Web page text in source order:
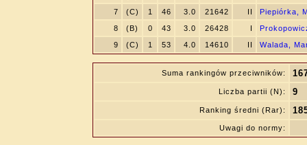
7
(C) 1 46 3.0 21642 II
Piepiórka,
8
(B) 0 43 3.0 26428 I
9
(C) 1 53 4.0 14610 II Walada,
Suma rankingów przeciwników:
Liczba partii (N): 9
Ranking średni (Rar):
Uwagi do normy: